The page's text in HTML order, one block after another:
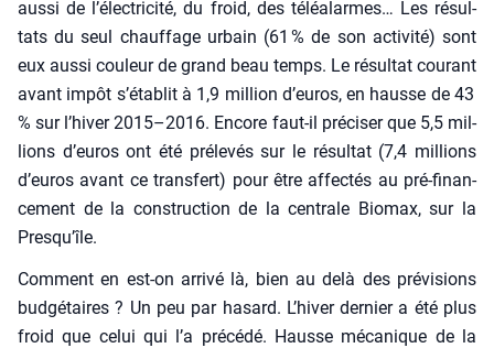
aus­si de l’électricité, du froid, des téléa­larmes… Les résul­
tats du seul chauf­fage urbain (61 % de son acti­vi­té) sont
eux aus­si cou­leur de grand beau temps. Le résul­tat cou­rant
avant impôt s’établit à 1,9 mil­lion d’euros, en hausse de 43
% sur l’hiver 2015–2016. Encore faut-il pré­ci­ser que 5,5 mil­
lions d’euros ont été pré­le­vés sur le résul­tat (7,4 mil­lions
d’euros avant ce trans­fert) pour être affec­tés au pré-finan­
ce­ment de la construc­tion de la cen­trale Bio­max, sur la
Presqu’île.
Com­ment en est-on arri­vé là, bien au delà des pré­vi­sions
bud­gé­taires ? Un peu par hasard. L’hiver der­nier a été plus
froid que celui qui l’a pré­cé­dé. Hausse méca­nique de la